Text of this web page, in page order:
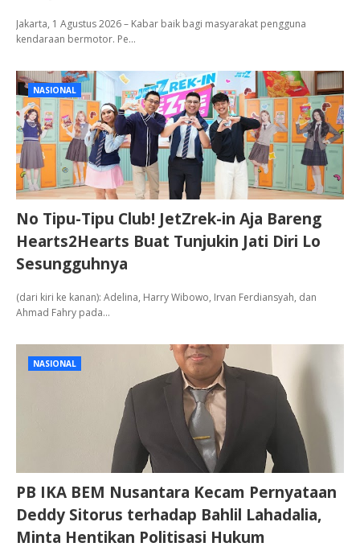
Jakarta, 1 Agustus 2026 – Kabar baik bagi masyarakat pengguna
kendaraan bermotor. Pe…
NASIONAL
No Tipu-Tipu Club! JetZrek-in Aja Bareng
Hearts2Hearts Buat Tunjukin Jati Diri Lo
Sesungguhnya
(dari kiri ke kanan): Adelina, Harry Wibowo, Irvan Ferdiansyah, dan
Ahmad Fahry pada…
NASIONAL
PB IKA BEM Nusantara Kecam Pernyataan
Deddy Sitorus terhadap Bahlil Lahadalia,
Minta Hentikan Politisasi Hukum